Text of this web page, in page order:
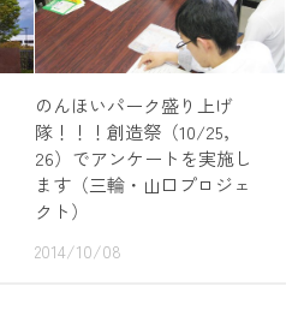
のんほいパーク盛り上げ
隊！！！創造祭（10/25，
26）でアンケートを実施し
ます（三輪・山口プロジェ
クト）
2014/10/08